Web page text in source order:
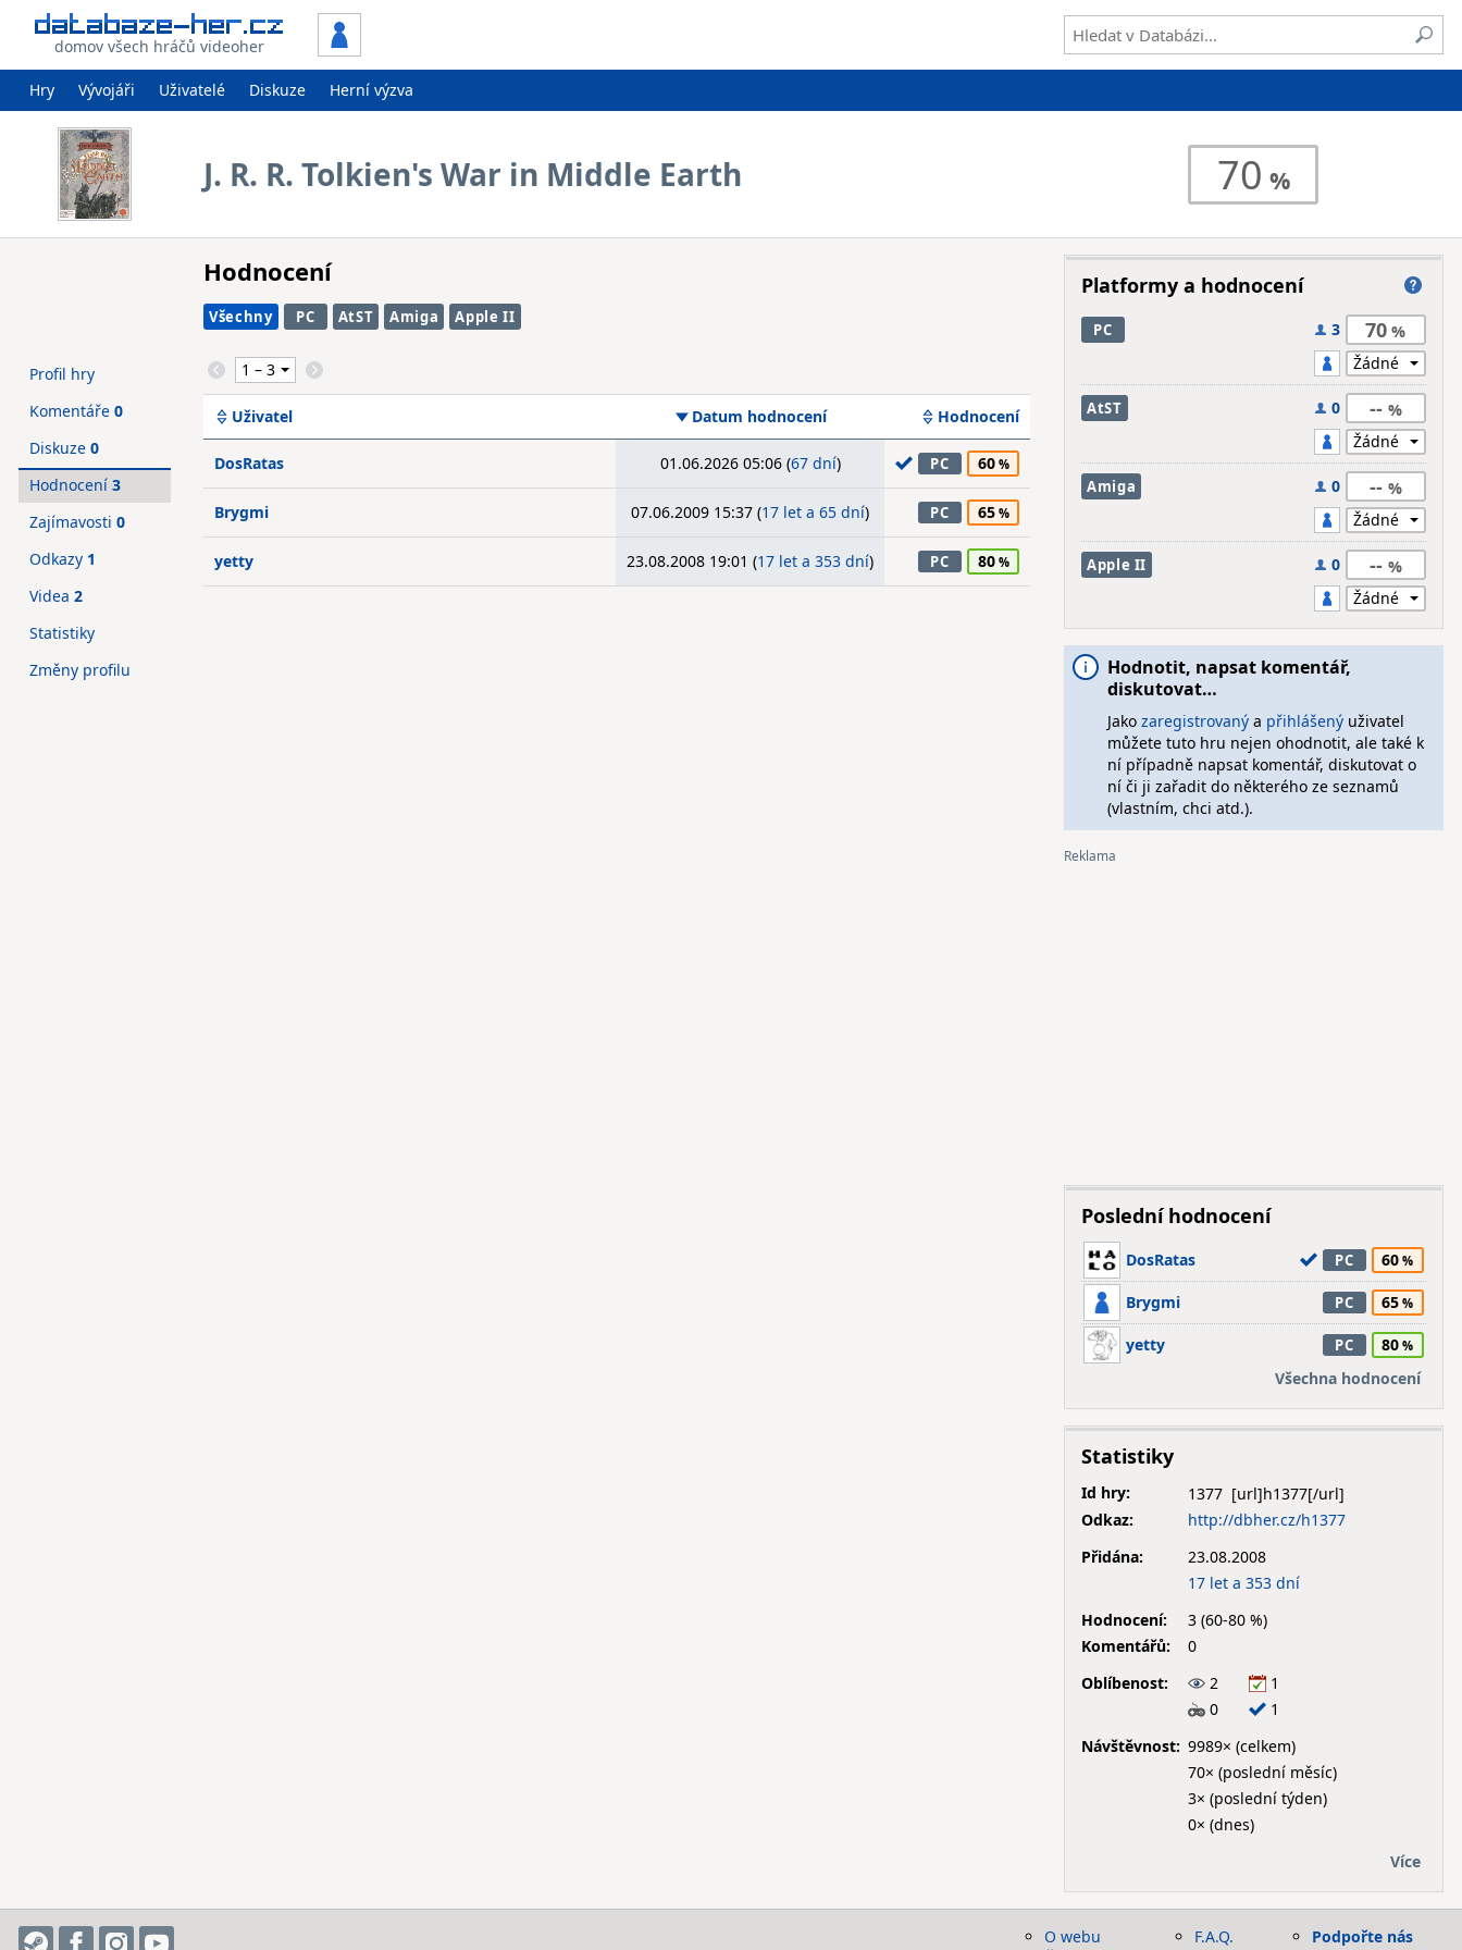
domov všech hráčů videoher
Hry Vývojáři Uživatelé Diskuze Herní výzva
J. R. R. Tolkien's War in Middle Earth 70
Hodnocení
Všechny PC AtST Amiga Apple II
Uživatel Datum hodnocení Hodnocení
DosRatas 01.06.2026 05:06 (67 dní) PC 60
Brygmi 07.06.2009 15:37 (17 let a 65 dní) PC 65
yetty 23.08.2008 19:01 (17 let a 353 dní) PC 80
Profil hry
Komentáře 0
Diskuze 0
Hodnocení 3
Zajímavosti 0
Odkazy 1
Videa 2
Statistiky
Změny profilu
Platformy a hodnocení
PC 3 70
AtST 0 --
Amiga 0 --
Apple II 0 --
Hodnotit, napsat komentář,
diskutovat…
Jako zaregistrovanýa přihlášenýuživatel
můžete tuto hru nejen ohodnotit, ale také k
ní případně napsat komentář, diskutovat o
ní či ji zařadit do některého ze seznamů
(vlastním, chci atd.).
Poslední hodnocení
DosRatas PC 60
Brygmi PC 65
yetty PC
80
Všechna hodnocení
Statistiky
Id hry:
1377
Odkaz:
http://dbher.cz/h1377
Přidána:
23.08.2008
17 let a 353 dní
Hodnocení:
3 (60-80 %)
Komentářů:
0
Oblíbenost:
2
1
0
1
Návštěvnost: 9989× (celkem)
70× (poslední měsíc)
3× (poslední týden)
0× (dnes)
Více
O webu
F.A.Q.
Podpořte nás